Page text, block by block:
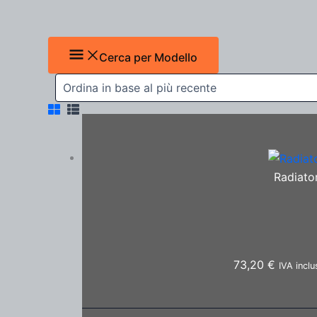
Cerca per Modello
73,20 € IVA